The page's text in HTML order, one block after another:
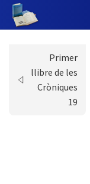
Primer
llibre de les
Cròniques
19